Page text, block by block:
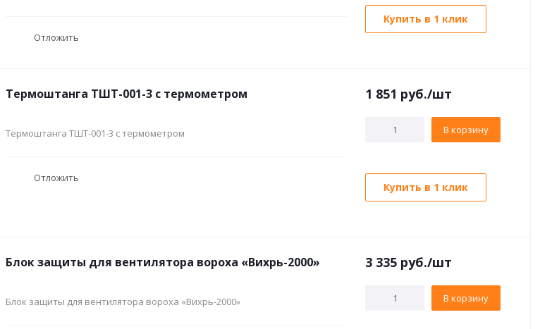
Отложить
Купить в 1 клик
Термоштанга ТШТ-001-3 с термометром
Термоштанга ТШТ-001-3 с термометром
Отложить
1 851 руб./шт
В корзину
Купить в 1 клик
Блок защиты для вентилятора вороха «Вихрь-2000»
Блок защиты для вентилятора вороха «Вихрь-2000»
3 335 руб./шт
В корзину